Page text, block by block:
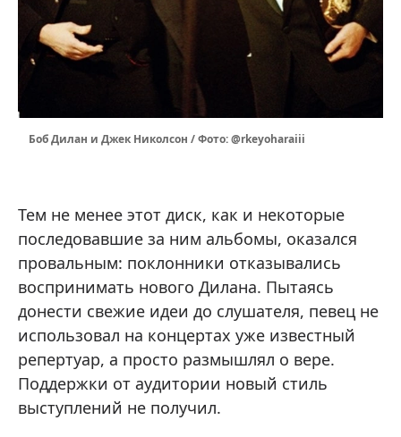
Боб Дилан и Джек Николсон / Фото: @rkeyoharaiii
Тем не менее этот диск, как и некоторые
последовавшие за ним альбомы, оказался
провальным: поклонники отказывались
воспринимать нового Дилана. Пытаясь
донести свежие идеи до слушателя, певец не
использовал на концертах уже известный
репертуар, а просто размышлял о вере.
Поддержки от аудитории новый стиль
выступлений не получил.